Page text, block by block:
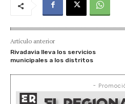
Artículo anterior
Rivadavia lleva los servicios
municipales a los distritos
-